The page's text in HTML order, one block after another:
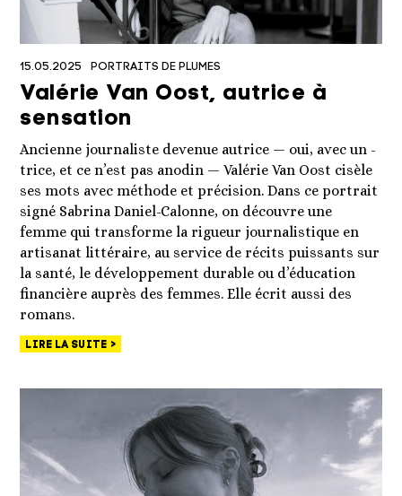
15.05.2025 PORTRAITS DE PLUMES
Valérie Van Oost, autrice à
sensation
Ancienne journaliste devenue autrice — oui, avec un -
trice, et ce n’est pas anodin — Valérie Van Oost cisèle
ses mots avec méthode et précision. Dans ce portrait
signé Sabrina Daniel-Calonne, on découvre une
femme qui transforme la rigueur journalistique en
artisanat littéraire, au service de récits puissants sur
la santé, le développement durable ou d’éducation
financière auprès des femmes. Elle écrit aussi des
romans.
LIRE LA SUITE